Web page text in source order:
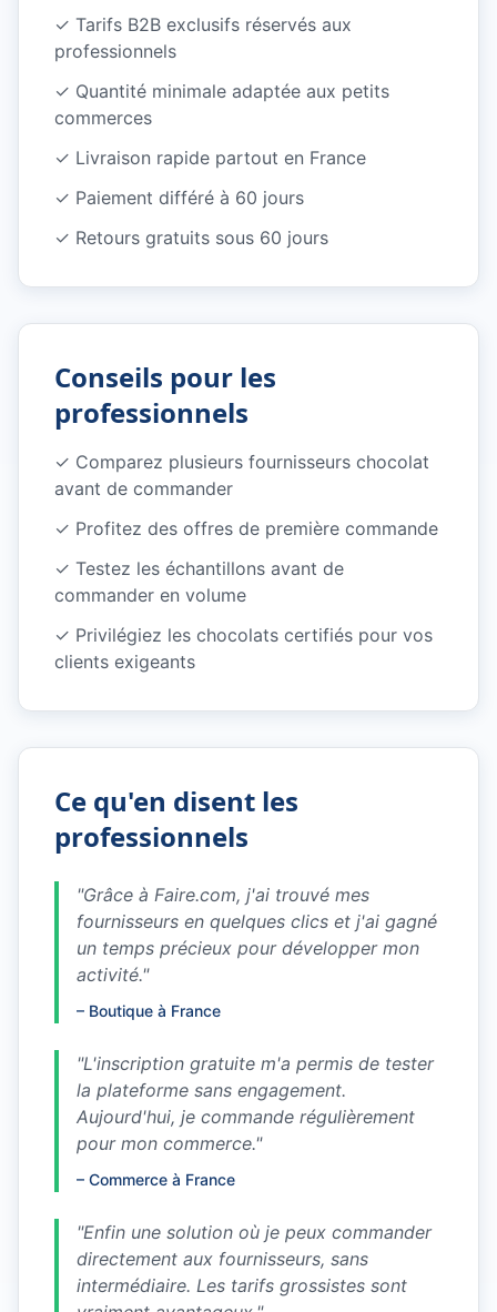
✓ Tarifs B2B exclusifs réservés aux
professionnels
✓ Quantité minimale adaptée aux petits
commerces
✓ Livraison rapide partout en France
✓ Paiement différé à 60 jours
✓ Retours gratuits sous 60 jours
Conseils pour les
professionnels
✓ Comparez plusieurs fournisseurs chocolat
avant de commander
✓ Profitez des offres de première commande
✓ Testez les échantillons avant de
commander en volume
✓ Privilégiez les chocolats certifiés pour vos
clients exigeants
Ce qu'en disent les
professionnels
"Grâce à Faire.com, j'ai trouvé mes
fournisseurs en quelques clics et j'ai gagné
un temps précieux pour développer mon
activité."
– Boutique à France
"L'inscription gratuite m'a permis de tester
la plateforme sans engagement.
Aujourd'hui, je commande régulièrement
pour mon commerce."
– Commerce à France
"Enfin une solution où je peux commander
directement aux fournisseurs, sans
intermédiaire. Les tarifs grossistes sont